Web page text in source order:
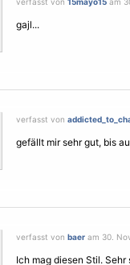
gajl...
verfasst von
gefällt mir sehr gut, bis
verfasst von baer am 30.
Ich mag diesen Stil.